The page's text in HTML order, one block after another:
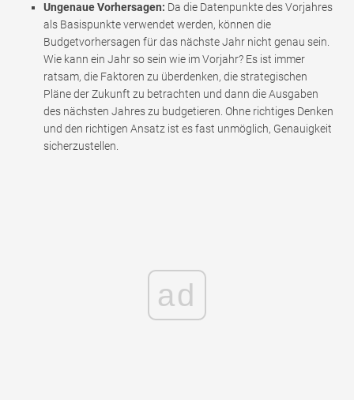
Ungenaue Vorhersagen: Da die Datenpunkte des Vorjahres
als Basispunkte verwendet werden, können die
Budgetvorhersagen für das nächste Jahr nicht genau sein.
Wie kann ein Jahr so ​​sein wie im Vorjahr? Es ist immer
ratsam, die Faktoren zu überdenken, die strategischen
Pläne der Zukunft zu betrachten und dann die Ausgaben
des nächsten Jahres zu budgetieren. Ohne richtiges Denken
und den richtigen Ansatz ist es fast unmöglich, Genauigkeit
sicherzustellen.
ad